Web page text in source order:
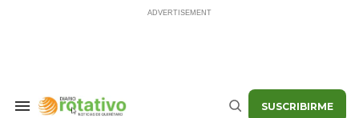
Search
Buscar SUSCRIBIRME